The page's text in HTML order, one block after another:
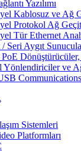
Yazılımı
Kablosuz ve Ağ
Protokol Ağ
Tür Ethernet
Seri Aygıt
Yönlendiriciler ve
Communications
Sistemleri
Platformları